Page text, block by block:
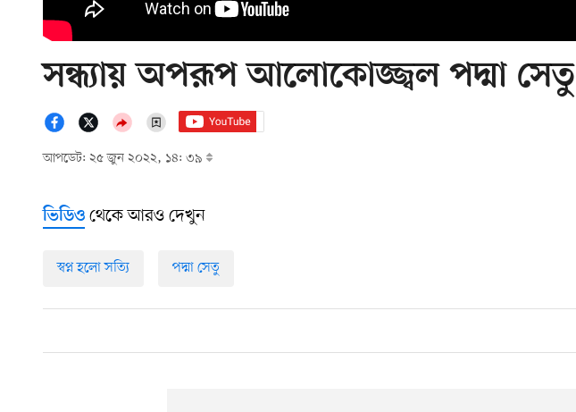
সন্ধ্যায় অপরূপ আলোকোজ্জ্বল পদ্মা সেতু
আপডেট: ২৫ জুন ২০২২, ১৪: ৩৯
ভিডিও থেকে আরও দেখুন
স্বপ্ন হলো সত্যি পদ্মা সেতু